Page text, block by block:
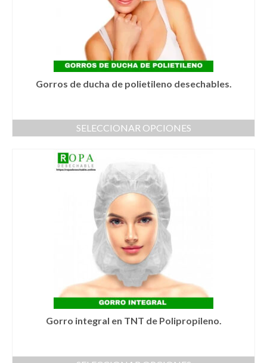
Gorros de ducha de polietileno desechables.
SELECCIONAR OPCIONES
múltiples
variantes.
Las
opciones
se
pueden
elegir
en
la
página
de
producto
Gorro integral en TNT de Polipropileno.